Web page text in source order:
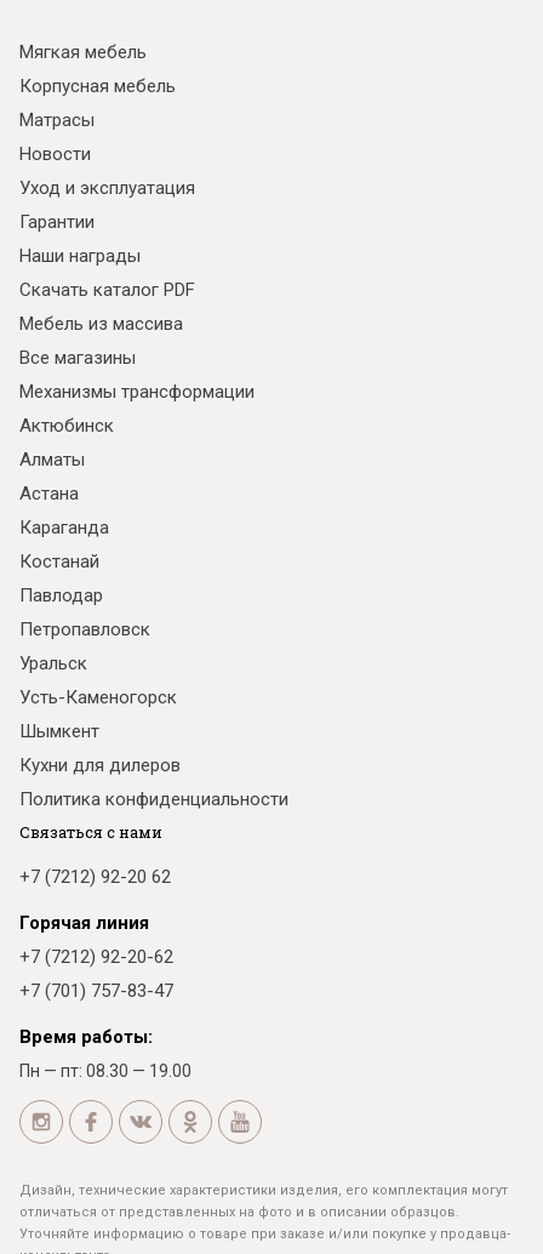
Мягкая мебель
Корпусная мебель
Матрасы
Новости
Уход и эксплуатация
Гарантии
Наши награды
Скачать каталог PDF
Мебель из массива
Все магазины
Механизмы трансформации
Актюбинск
Алматы
Астана
Караганда
Костанай
Павлодар
Петропавловск
Уральск
Усть-Каменогорск
Шымкент
Кухни для дилеров
Политика конфиденциальности
Связаться с нами
+7 (7212) 92-20 62
Горячая линия
+7 (7212) 92-20-62
+7 (701) 757-83-47
Время работы:
Пн — пт: 08.30 — 19.00
Дизайн, технические характеристики изделия, его комплектация могут
отличаться от представленных на фото и в описании образцов.
Уточняйте информацию о товаре при заказе и/или покупке у продавца-